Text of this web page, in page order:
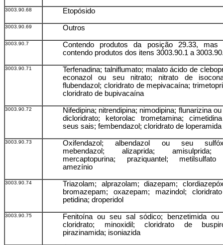
3003.90.68 Etopósido
3003.90.69 Outros
3003.90.7
Contendo produtos da posição 29.33, mas
contendo produtos dos itens 3003.90.1 a
3003.90.71
Terfenadina; talniflumato; malato ácido de
econazol ou seu nitrato; nitrato de
flubendazol; cloridrato de mepivacaína;
cloridrato de bupivacaína
3003.90.72
Nifedipina; nitrendipina; nimodipina; flunarizina
dicloridrato; ketorolac trometamina;
seus sais; fembendazol; cloridrato de loperamida
3003.90.73
Oxifendazol; albendazol ou seu
mebendazol; alizaprida;
mercaptopurina; praziquantel;
amezínio
3003.90.74
Triazolam; alprazolam; diazepam;
bromazepam; oxazepam; mazindol;
petidina; droperidol
3003.90.75
Fenitoína ou seu sal sódico; benzetimida ou
cloridrato; minoxidil; cloridrato de
pirazinamida; isoniazida